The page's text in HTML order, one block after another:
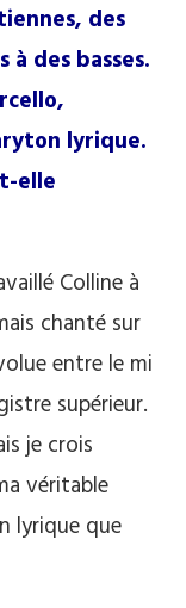
des
des basses.
lyrique.
elle
Colline à
chanté sur
entre le mi
supérieur.
je crois
véritable
lyrique que